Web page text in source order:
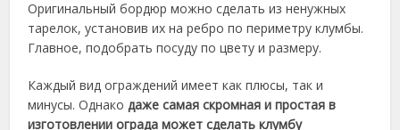
Оригинальный бордюр можно сделать из ненужных
тарелок, установив их на ребро по периметру клумбы.
Главное, подобрать посуду по цвету и размеру.
Каждый вид ограждений имеет как плюсы, так и
минусы. Однако даже самая скромная и простая в
изготовлении ограда может сделать клумбу